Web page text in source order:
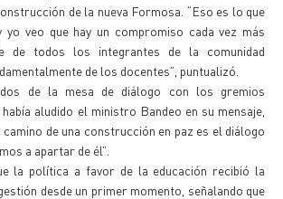
de la nueva Formosa. “Eso es lo que
yo veo que hay un compromiso cada vez más
de todos los integrantes de la comunidad
de los docentes”, puntualizó.
de la mesa de diálogo con los gremios
aludido el ministro Bandeo en su mensaje,
camino de una construcción en paz es el diálogo
a apartar de él”.
la política a favor de la educación recibió la
desde un primer momento, señalando que